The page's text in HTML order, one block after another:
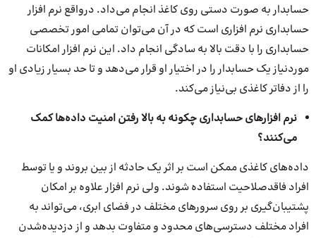
حسابدار به صورت دستی روی کاغذ انجام می‌داد. درواقع نرم افزار
حسابداری نرم افزاری است که در آن می‌توان تمامی امور تخصصی
حسابداری را با دقت بالا به سادگی انجام داد. این نرم افزار امکانات
موردنیاز یک حسابدار را در اختیار او قرار می‌دهد و تا حد بسیار زیادی او
را از دفاتر کاغذی بی‌نیاز می‌کند.
نرم افزارهای حسابداری چکونه به بالا رفتن امنیت داده‌ها کمک
می‌کنند؟
داده‌های کاغذی ممکن است بر اثر یک حادثه از بین بروند و یا توسط
افراد فاقدصلاحیت استفاده شوند. ولی نرم افزار علاوه بر امکان
پشتیبان‌گیری بر روی سرورهای مختلف در فضای ابری، می‌تواند به
افراد مختلف دسترسی‌های محدود و متفاوت بدهد و از دزدیده‌شدن